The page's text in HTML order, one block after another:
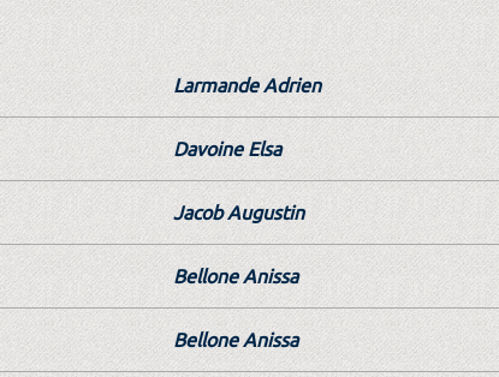
Larmande Adrien
Davoine Elsa
Jacob Augustin
Bellone Anissa
Bellone Anissa